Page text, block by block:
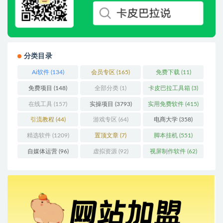
分类目录
Ai软件(134) 会员专区 (165) 免费下载 (11)
免费项目 (148) 全部分类 (1) 卡皮巴拉工具箱 (3)
在线工具 (157) 实操项目 (3793) 实用免费软件 (415)
引流教程 (44) 游戏专区 (64) 电商大学 (358)
精选软件(1209) 置顶文章 (7) 脚本挂机 (551)
自媒体运营(96) 虚拟资源 (92) 视屏制作软件(62)